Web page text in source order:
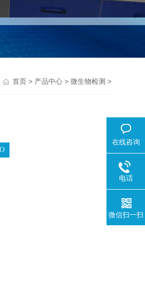
首页> 产品中心> 微生物检测 >
在线咨询
电话
微信扫一扫